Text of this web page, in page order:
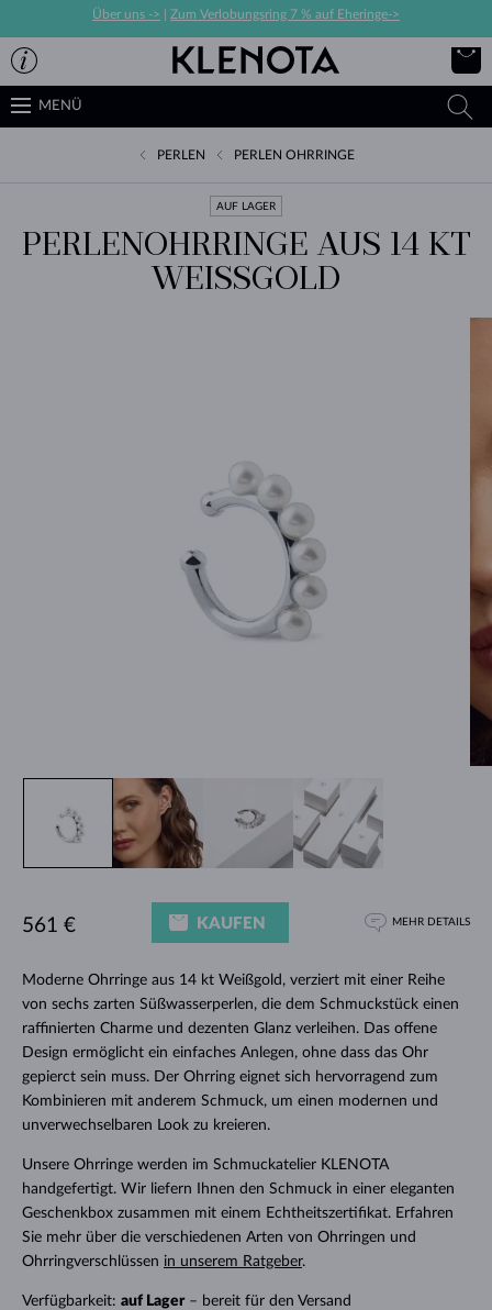
Über uns -> Zum Verlobungsring 7 % auf Eheringe->
MENÜ
PERLEN PERLEN OHRRINGE
AUF LAGER
PERLENOHRRINGE AUS 14 KT
WEISSGOLD
Moderne Ohrringe aus 14 kt Weißgold, verziert mit einer Reihe
von sechs zarten Süßwasserperlen, die dem Schmuckstück einen
raffinierten Charme und dezenten Glanz verleihen. Das offene
Design ermöglicht ein einfaches Anlegen, ohne dass das Ohr
gepierct sein muss. Der Ohrring eignet sich hervorragend zum
Kombinieren mit anderem Schmuck, um einen modernen und
unverwechselbaren Look zu kreieren.
Unsere Ohrringe werden im Schmuckatelier KLENOTA
handgefertigt. Wir liefern Ihnen den Schmuck in einer eleganten
Geschenkbox zusammen mit einem Echtheitszertifikat. Erfahren
Sie mehr über die verschiedenen Arten von Ohrringen und
Ohrringverschlüssen in unserem Ratgeber.
Verfügbarkeit: auf Lager– bereit für den Versand
561 € KAUFEN MEHR DETAILS